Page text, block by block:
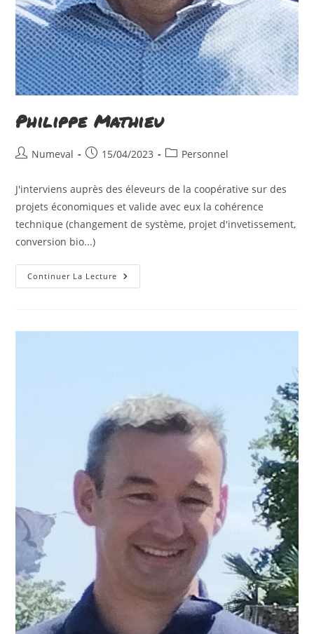
Philippe Mathieu
Auteur/autrice
la
publication :
Numeval
Publication
15/04/2023
PostPersonnel
J'interviens auprès des éleveurs de la coopérative sur des
projets économiques et valide avec eux la cohérence
technique (changement de système, projet d'invetissement,
conversion bio...)
Continuer La Lecture Philippe
Mathieu